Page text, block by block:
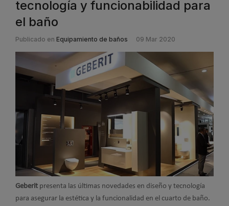
tecnología y funcionabilidad para
el baño
Publicado en Equipamiento de baños 09 Mar 2020
Geberit presenta las últimas novedades en diseño y tecnología
para asegurar la estética y la funcionalidad en el cuarto de baño.